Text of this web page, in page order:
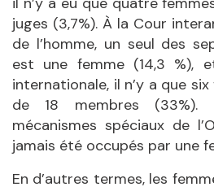
juges (3,7%). À la Cour
de l’homme, un seul des
est une femme (14,3 %),
internationale, il n’y a que
de 18 membres
mécanismes spéciaux de
jamais été occupés par une
En d’autres termes, les